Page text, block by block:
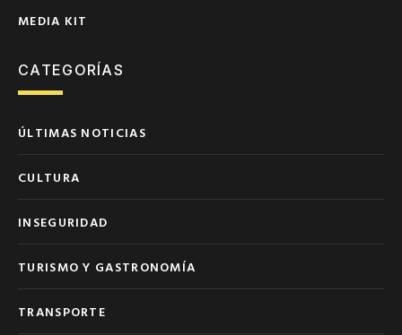
MEDIA KIT
CATEGORÍAS
ÚLTIMAS NOTICIAS
CULTURA
INSEGURIDAD
TURISMO Y GASTRONOMÍA
TRANSPORTE